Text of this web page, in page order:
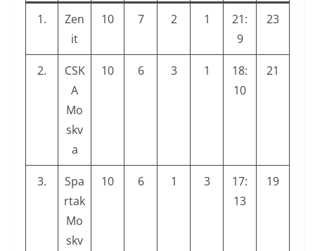
1.
Zen
it
10 7 2 1
21:
9
23
2.
CSK
A
Mo
skv
a
10 6 3 1
18:
10
21
3.
Spa
rtak
Mo
skv
10 6 1 3
17:
13
19